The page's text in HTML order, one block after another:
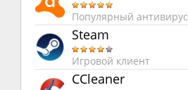
Популярный антивирус
Steam
Игровой клиент
CCleaner